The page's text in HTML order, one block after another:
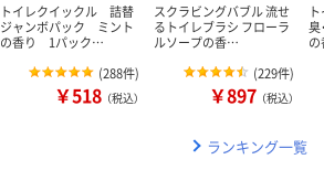
トイレクイックル 詰替
ジャンボパック ミント
の香り 1パック…
(288件)
￥518 （税込）
スクラビングバブル 流せ
るトイレブラシ フローラ
ルソープの香…
(229件)
￥897 （税込）
臭
ランキング一覧